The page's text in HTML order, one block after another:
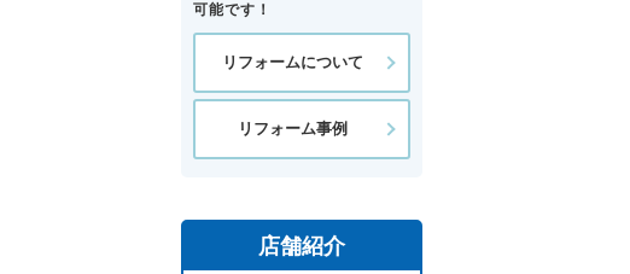
可能です！
リフォームについて
リフォーム事例
店舗紹介